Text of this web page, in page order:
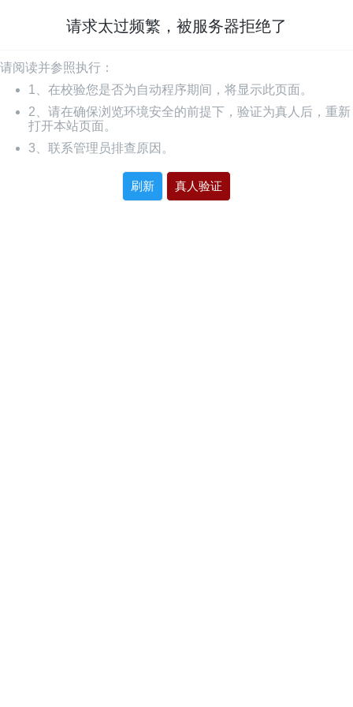
请求太过频繁，被服务器拒绝了
请阅读并参照执行：
1、在校验您是否为自动程序期间，将显示此页面。
2、请在确保浏览环境安全的前提下，验证为真人后，重新
打开本站页面。
3、联系管理员排查原因。
刷新 真人验证